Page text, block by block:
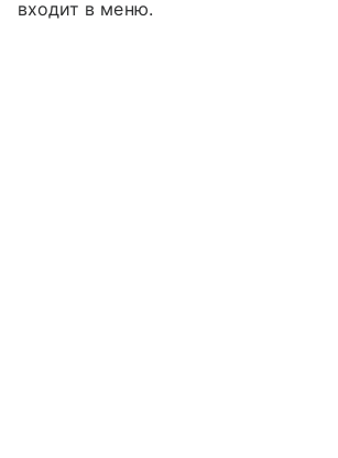
входит в меню.